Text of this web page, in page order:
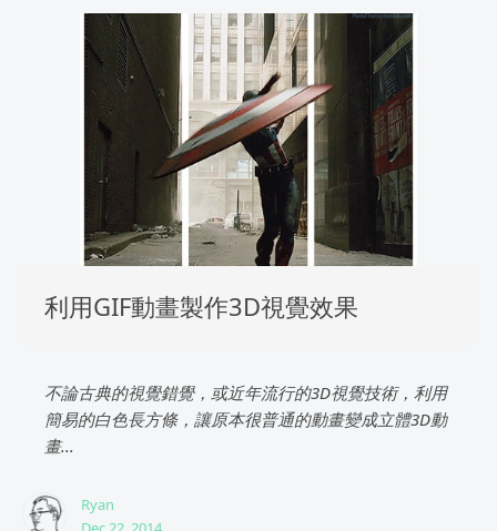
利用GIF動畫製作3D視覺效果
不論古典的視覺錯覺，或近年流行的3D視覺技術，利用
簡易的白色長方條，讓原本很普通的動畫變成立體3D動
畫...
Ryan